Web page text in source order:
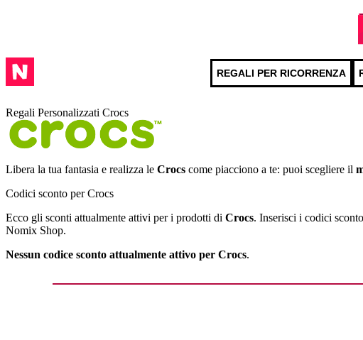
REGALI PER RICORRENZA
Regali Personalizzati Crocs
Libera la tua fantasia e realizza le Crocs come piacciono a te: puoi scegliere il
Codici sconto per Crocs
Ecco gli sconti attualmente attivi per i prodotti di Crocs. Inserisci i codici
Nomix Shop.
Nessun codice sconto attualmente attivo per Crocs.